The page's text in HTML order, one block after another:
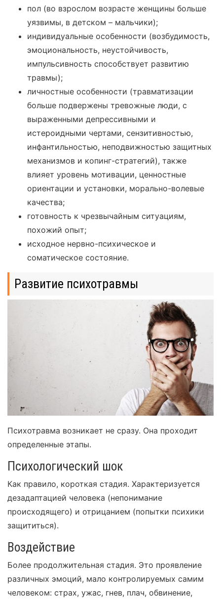
пол (во взрослом возрасте женщины больше
уязвимы, в детском – мальчики);
индивидуальные особенности (возбудимость,
эмоциональность, неустойчивость,
импульсивность способствует развитию
травмы);
личностные особенности (травматизации
больше подвержены тревожные люди, с
выраженными депрессивными и
истероидными чертами, сензитивностью,
инфантильностью, неподвижностью защитных
механизмов и копинг-стратегий), также
влияет уровень мотивации, ценностные
ориентации и установки, морально-волевые
качества;
готовность к чрезвычайным ситуациям,
похожий опыт;
исходное нервно-психическое и
соматическое состояние.
Развитие психотравмы
Психотравма возникает не сразу. Она проходит
определенные этапы.
Психологический шок
Как правило, короткая стадия. Характеризуется
дезадаптацией человека (непонимание
происходящего) и отрицанием (попытки психики
защититься).
Воздействие
Более продолжительная стадия. Это проявление
различных эмоций, мало контролируемых самим
человеком: страх, ужас, гнев, плач, обвинение,